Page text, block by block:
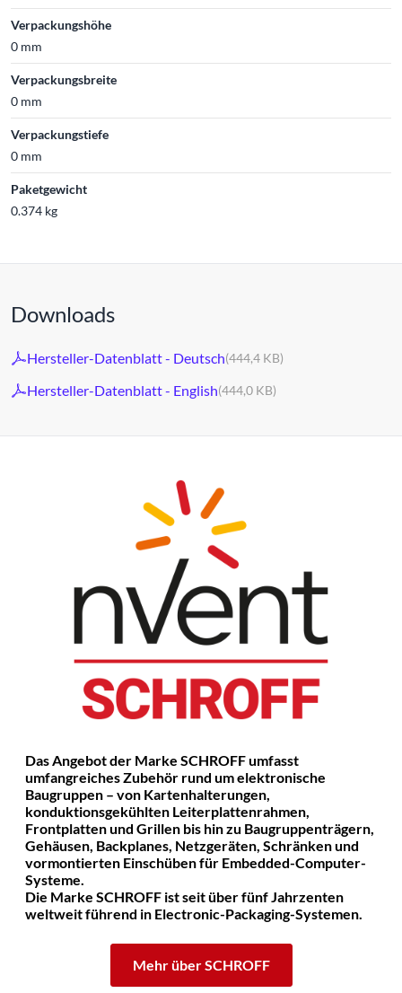
Verpackungshöhe
0 mm
Verpackungsbreite
0 mm
Verpackungstiefe
0 mm
Paketgewicht
0.374 kg
Downloads
Hersteller-Datenblatt - Deutsch(444,4 KB)
Hersteller-Datenblatt - English(444,0 KB)
Das Angebot der Marke SCHROFF umfasst
umfangreiches Zubehör rund um elektronische
Baugruppen – von Kartenhalterungen,
konduktionsgekühlten Leiterplattenrahmen,
Frontplatten und Grillen bis hin zu Baugruppenträgern,
Gehäusen, Backplanes, Netzgeräten, Schränken und
vormontierten Einschüben für Embedded-Computer-
Systeme.
Die Marke SCHROFF ist seit über fünf Jahrzenten
weltweit führend in Electronic-Packaging-Systemen.
Mehr über SCHROFF